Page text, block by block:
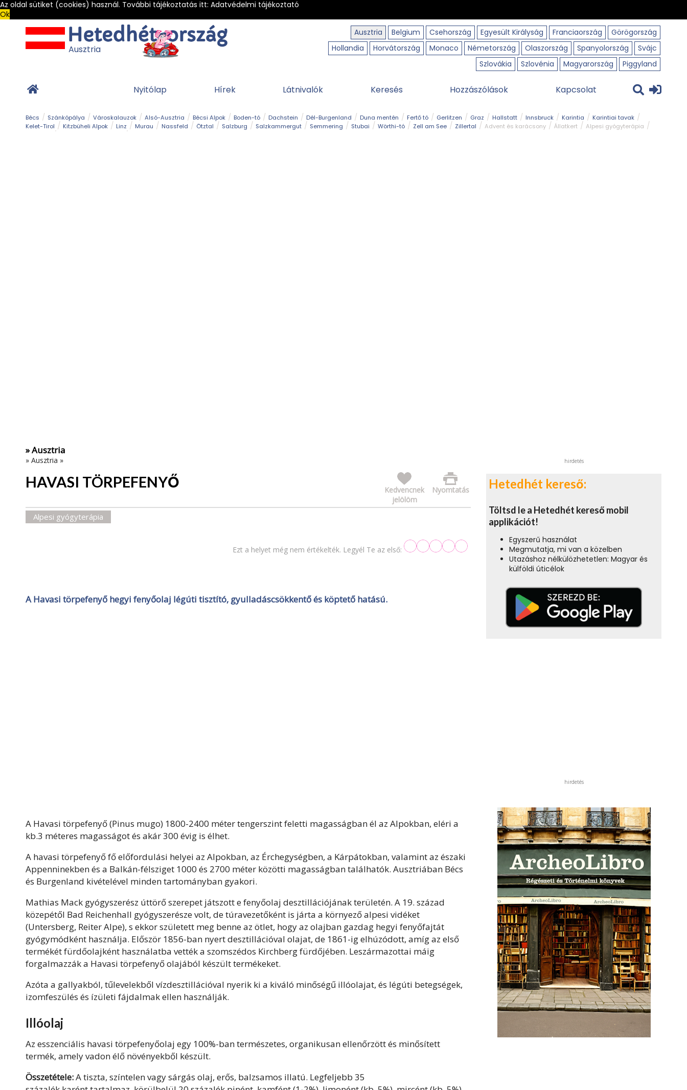
Az oldal sütiket (cookies) használ. További tájékoztatás itt: Adatvédelmi tájékoztató
Ok
Ausztria
Belgium Csehország Egyesült Királyság Franciaország
Görögország
Hollandia
Horvátország Monaco Németország Olaszország Spanyolország
Svájc
Szlovákia
Szlovénia Magyarország Piggyland
Ausztria
Nyitólap Hírek Látnivalók Keresés Hozzászólások Kapcsolat
Bécs Szánkópálya Városkalauzok Alsó-Ausztria Bécsi Alpok Boden-tó Dachstein Dél-Burgenland Duna mentén Fertő tó Gerlitzen Graz Hallstatt Innsbruck Karintia
Karintiai tavak
Kelet-Tirol
Kitzbüheli Alpok Linz Murau Nassfeld Ötztal Salzburg Salzkammergut Semmering Stubai Wörthi-tó Zell am See Zillertal Advent és karácsony Állatkert
Alpesi gyógyterápia
» Ausztria
» Ausztria »
HAVASI TÖRPEFENYŐ Nyomtatás
Kedvencnek
jelölöm
Alpesi gyógyterápia
Ezt a helyet még nem értékelték. Legyél Te az első:
A Havasi törpefenyő hegyi fenyőolaj légúti tisztító, gyulladáscsökkentő és köptető hatású.
A Havasi törpefenyő (Pinus mugo) 1800-2400 méter tengerszint feletti magasságban él az Alpokban, eléri a
kb.3 méteres magasságot és akár 300 évig is élhet.
A havasi törpefenyő fő előfordulási helyei az Alpokban, az Érchegységben, a Kárpátokban, valamint az északi
Appenninekben és a Balkán-félsziget 1000 és 2700 méter közötti magasságban találhatók. Ausztriában Bécs
és Burgenland kivételével minden tartományban gyakori.
Mathias Mack gyógyszerész úttörő szerepet játszott e fenyőolaj desztillációjának területén. A 19. század
közepétől Bad Reichenhall gyógyszerésze volt, de túravezetőként is járta a környező alpesi vidéket
(Untersberg, Reiter Alpe), s ekkor született meg benne az ötlet, hogy az olajban gazdag hegyi fenyőfajtát
gyógymódként használja. Először 1856-ban nyert desztillációval olajat, de 1861-ig elhúzódott, amíg az első
termékét fürdőolajként használatba vették a szomszédos Kirchberg fürdőjében. Leszármazottai máig
forgalmazzák a Havasi törpefenyő olajából készült termékeket.
Azóta a gallyakból, tűlevelekből vízdesztillációval nyerik ki a kiváló minőségű illóolajat, és légúti betegségek,
izomfeszülés és ízületi fájdalmak ellen használják.
Illóolaj
Az esszenciális havasi törpefenyőolaj egy 100%-ban természetes, organikusan ellenőrzött és minősített
termék, amely vadon élő növényekből készült.
Összetétele:A tiszta, színtelen vagy sárgás olaj, erős, balzsamos illatú. Legfeljebb 35
hirdetés
Hetedhét kereső:
Töltsd le a Hetedhét kereső mobil
applikációt!
Egyszerű használat
Megmutatja, mi van a közelben
Utazáshoz nélkülözhetetlen: Magyar és
külföldi úticélok
hirdetés